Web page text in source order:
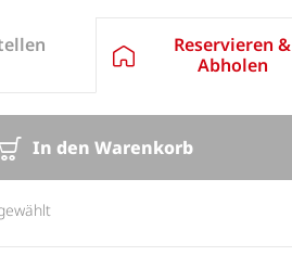
Reservieren &
Abholen
In den Warenkorb